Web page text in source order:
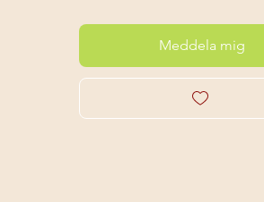
Meddela mig